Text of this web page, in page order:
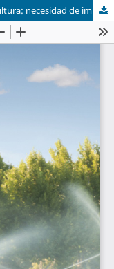
El manejo integrado del agua en la agricultura: necesidad de implementación y aspectos vinculados